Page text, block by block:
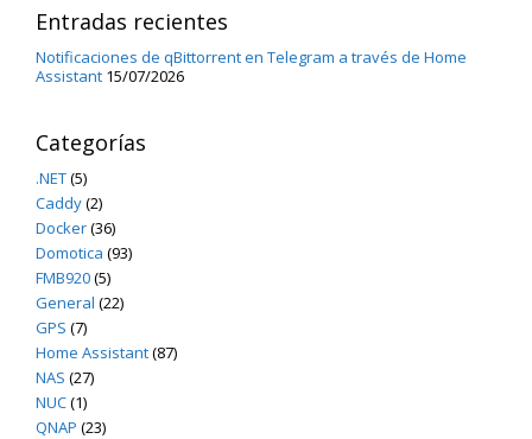
Entradas recientes
Notificaciones de qBittorrent en Telegram a través de Home
Assistant 15/07/2026
Categorías
.NET(5)
Caddy(2)
Docker(36)
Domotica (93)
FMB920(5)
General (22)
GPS (7)
Home Assistant(87)
NAS (27)
NUC(1)
QNAP (23)